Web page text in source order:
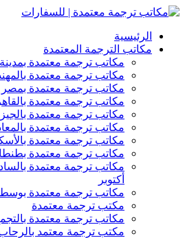
الرئيسية
مكاتب الترجمة المعتمدة
مكاتب ترجمة معتمدة
مكاتب ترجمة معتمدة
مكاتب ترجمة معتمدة بمصر
مكاتب ترجمة معتمدة
مكاتب ترجمة معتمدة
مكاتب ترجمة معتمدة
مكاتب ترجمة معتمدة
مكاتب ترجمة معتمدة بطنطا
مكاتب ترجمة معتمدة
أكتوبر
مكاتب ترجمة معتمدة بوسط
مكتب ترجمة معتمدة
مكاتب ترجمة معتمدة
مكتب ترجمة معتمد